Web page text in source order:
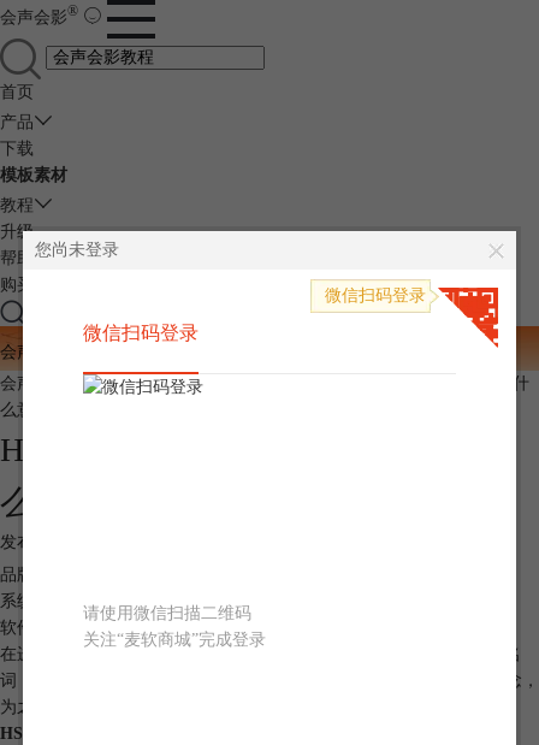
您尚未登录
手机快捷登录
微信扫码登录
请使用微信扫描二维码
关注“麦软商城”完成登录
微信扫码登录
微信扫码登录
会声会影®
首页
产品
下载
模板素材
教程
升级
帮助
购买
会声会影 旗舰版
会声会影中文官网>会声会影教程
> HSL颜色查询对照表 颜色HSL是什
么意思
HSL颜色查询对照表 颜色HSL是什
么意思
发布时间：2022-01-19 19: 13: 44
品牌型号：联想小新Pro16
系统：Windows 11 家庭中文版
软件版本：会声会影 2021旗舰版
在进行
的调色部分时候，你是否会接触到HSL、RGB一类的名
词，却不知道是什么意思？本篇内容将重点讲解色彩中的一些基本概念，
为之后进行视频的调色打下基础。
HSL颜色查询对照表